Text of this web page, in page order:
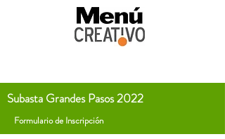
Subasta Grandes Pasos 2022
Formulario de Inscripción